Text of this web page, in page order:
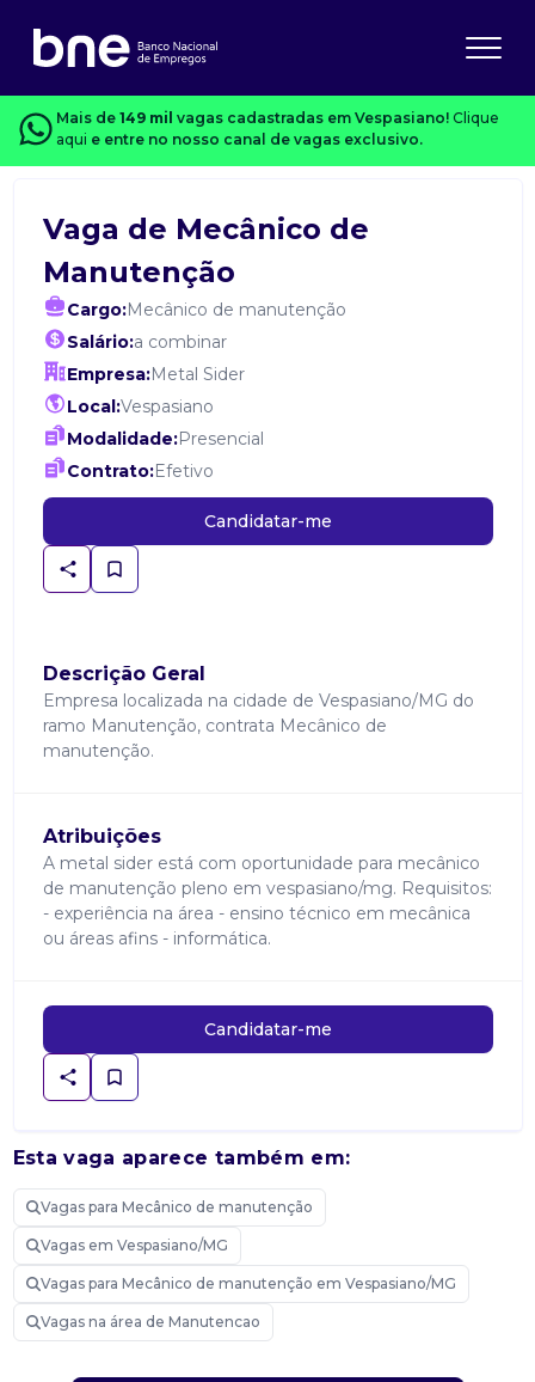
Mais de 149 mil vagas cadastradas em Vespasiano! Clique
aqui e entre no nosso canal de vagas exclusivo.
Vaga de Mecânico de
Manutenção
Cargo:Mecânico de manutenção
Salário:a combinar
Empresa:Metal Sider
Local:Vespasiano
Modalidade:Presencial
Contrato:Efetivo
Candidatar-me
Descrição Geral
Empresa localizada na cidade de Vespasiano/MG do
ramo Manutenção, contrata Mecânico de
manutenção.
Atribuições
A metal sider está com oportunidade para mecânico
de manutenção pleno em vespasiano/mg. Requisitos:
- experiência na área - ensino técnico em mecânica
ou áreas afins - informática.
Candidatar-me
Esta vaga aparece também em:
Vagas para Mecânico de manutenção
Vagas em Vespasiano/MG
Vagas para Mecânico de manutenção em Vespasiano/MG
Vagas na área de Manutencao